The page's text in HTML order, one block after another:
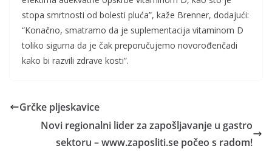
stopa smrtnosti od bolesti pluća”, kaže Brenner, dodajući:
“Konačno, smatramo da je suplementacija vitaminom D
toliko sigurna da je čak preporučujemo novorođenčadi
kako bi razvili zdrave kosti”.
Grčke pljeskavice
Novi regionalni lider za zapošljavanje u gastro
sektoru – www.zaposliti.se počeo s radom!